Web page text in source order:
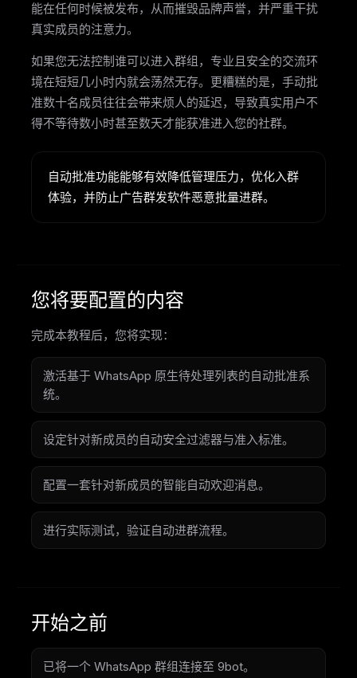
能在任何时候被发布，从而摧毁品牌声誉，并严重干扰
真实成员的注意力。
如果您无法控制谁可以进入群组，专业且安全的交流环
境在短短几小时内就会荡然无存。更糟糕的是，手动批
准数十名成员往往会带来烦人的延迟，导致真实用户不
得不等待数小时甚至数天才能获准进入您的社群。
自动批准功能能够有效降低管理压力，优化入群
体验，并防止广告群发软件恶意批量进群。
您将要配置的内容
完成本教程后，您将实现：
激活基于 WhatsApp 原生待处理列表的自动批准系
统。
设定针对新成员的自动安全过滤器与准入标准。
配置一套针对新成员的智能自动欢迎消息。
进行实际测试，验证自动进群流程。
开始之前
已将一个 WhatsApp 群组连接至 9bot。